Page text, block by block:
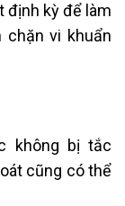
định kỳ để làm
vi khuẩn
không bị tắc
cũng có thể